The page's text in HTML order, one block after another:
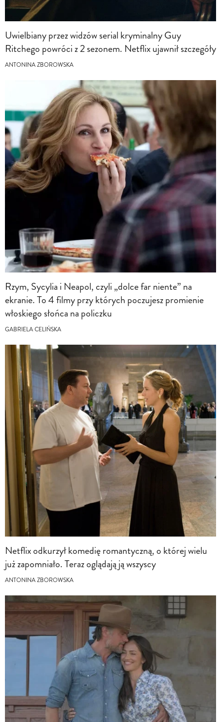
Uwielbiany przez widzów serial kryminalny Guy
Ritchego powróci z 2 sezonem. Netflix ujawnił szczegóły
ANTONINA ZBOROWSKA
Rzym, Sycylia i Neapol, czyli „dolce far niente” na
ekranie. To 4 filmy przy których poczujesz promienie
włoskiego słońca na policzku
GABRIELA CELIŃSKA
Netflix odkurzył komedię romantyczną, o której wielu
już zapomniało. Teraz oglądają ją wszyscy
ANTONINA ZBOROWSKA